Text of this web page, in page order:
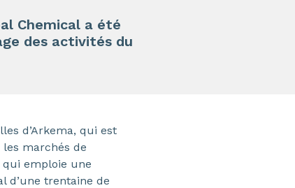
Chemical a été
des activités du
d’Arkema, qui est
les marchés de
qui emploie une
d’une trentaine de